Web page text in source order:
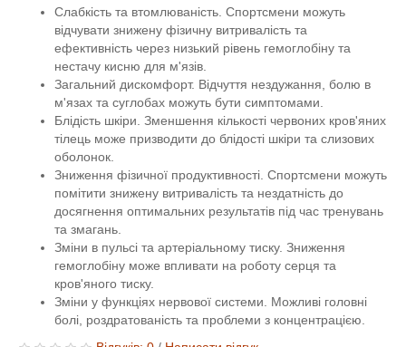
Слабкість та втомлюваність. Спортсмени можуть
відчувати знижену фізичну витривалість та
ефективність через низький рівень гемоглобіну та
нестачу кисню для м'язів.
Загальний дискомфорт. Відчуття нездужання, болю в
м'язах та суглобах можуть бути симптомами.
Блідість шкіри. Зменшення кількості червоних кров'яних
тілець може призводити до блідості шкіри та слизових
оболонок.
Зниження фізичної продуктивності. Спортсмени можуть
помітити знижену витривалість та нездатність до
досягнення оптимальних результатів під час тренувань
та змагань.
Зміни в пульсі та артеріальному тиску. Зниження
гемоглобіну може впливати на роботу серця та
кров'яного тиску.
Зміни у функціях нервової системи. Можливі головні
болі, роздратованість та проблеми з концентрацією.